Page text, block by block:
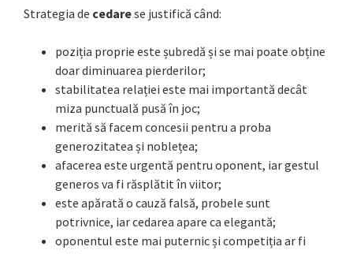
Strategia de cedarese justifică când:
poziția proprie este șubredă și se mai poate obține
doar diminuarea pierderilor;
stabilitatea relației este mai importantă decât
miza punctuală pusă în joc;
merită să facem concesii pentru a proba
generozitatea și noblețea;
afacerea este urgentă pentru oponent, iar gestul
generos va fi răsplătit în viitor;
este apărată o cauză falsă, probele sunt
potrivnice, iar cedarea apare ca elegantă;
oponentul este mai puternic și competiția ar fi